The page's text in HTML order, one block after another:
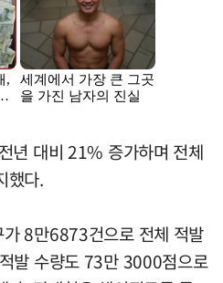
년 대비 21% 증가하며 전체
했다.
8만6873건으로 전체 적발
발 수량도 73만 3000점으로